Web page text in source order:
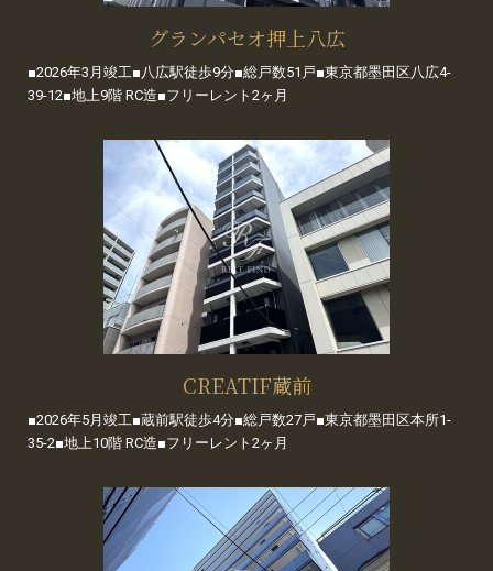
グランパセオ押上八広
■2026年3月竣工■八広駅徒歩9分■総戸数51戸■東京都墨田区八広4-
39-12■地上9階 RC造■フリーレント2ヶ月
CREATIF蔵前
■2026年5月竣工■蔵前駅徒歩4分■総戸数27戸■東京都墨田区本所1-
35-2■地上10階 RC造■フリーレント2ヶ月